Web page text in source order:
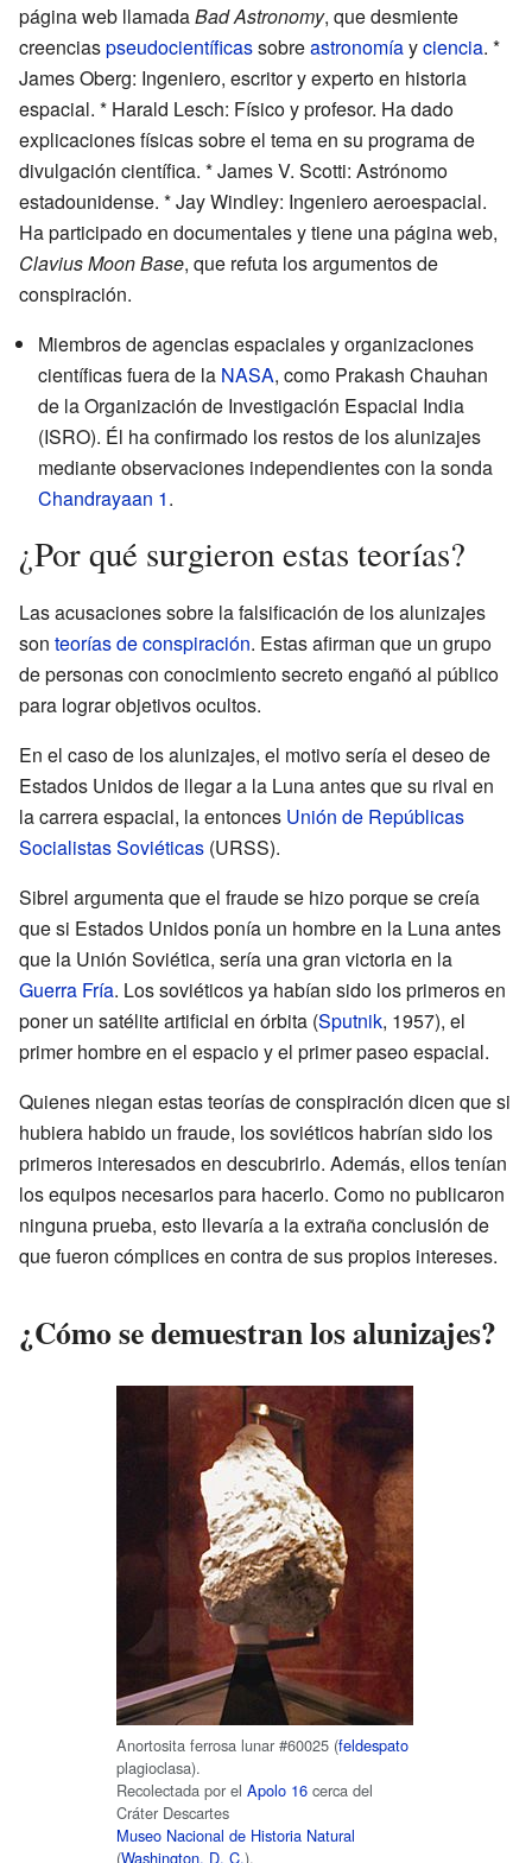
página web llamadaBad Astronomy, que desmiente
creenciaspseudocientíficassobreastronomíayciencia. *
James Oberg: Ingeniero, escritor y experto en historia
espacial. * Harald Lesch: Físico y profesor. Ha dado
explicaciones físicas sobre el tema en su programa de
divulgación científica. * James V. Scotti: Astrónomo
estadounidense. * Jay Windley: Ingeniero aeroespacial.
Ha participado en documentales y tiene una página web,
Clavius Moon Base, que refuta los argumentos de
conspiración.
Miembros de agencias espaciales y organizaciones
científicas fuera de la NASA, como Prakash Chauhan
de la Organización de Investigación Espacial India
(ISRO). Él ha confirmado los restos de los alunizajes
mediante observaciones independientes con la sonda
Chandrayaan 1.
¿Por qué surgieron estas teorías?
Las acusaciones sobre la falsificación de los alunizajes
son teorías de conspiración. Estas afirman que un grupo
de personas con conocimiento secreto engañó al público
para lograr objetivos ocultos.
En el caso de los alunizajes, el motivo sería el deseo de
Estados Unidos de llegar a la Luna antes que su rival en
la carrera espacial, la entonces Unión de Repúblicas
Socialistas Soviéticas (URSS).
Sibrel argumenta que el fraude se hizo porque se creía
que si Estados Unidos ponía un hombre en la Luna antes
que la Unión Soviética, sería una gran victoria en la
Guerra Fría. Los soviéticos ya habían sido los primeros en
poner un satélite artificial en órbita (Sputnik, 1957), el
primer hombre en el espacio y el primer paseo espacial.
Quienes niegan estas teorías de conspiración dicen que si
hubiera habido un fraude, los soviéticos habrían sido los
primeros interesados en descubrirlo. Además, ellos tenían
los equipos necesarios para hacerlo. Como no publicaron
ninguna prueba, esto llevaría a la extraña conclusión de
que fueron cómplices en contra de sus propios intereses.
¿Cómo se demuestran los alunizajes?
Anortosita ferrosa lunar #60025 (feldespato
plagioclasa).
Recolectada por el Apolo 16 cerca del
Cráter Descartes
Museo Nacional de Historia Natural
(Washington, D. C.).